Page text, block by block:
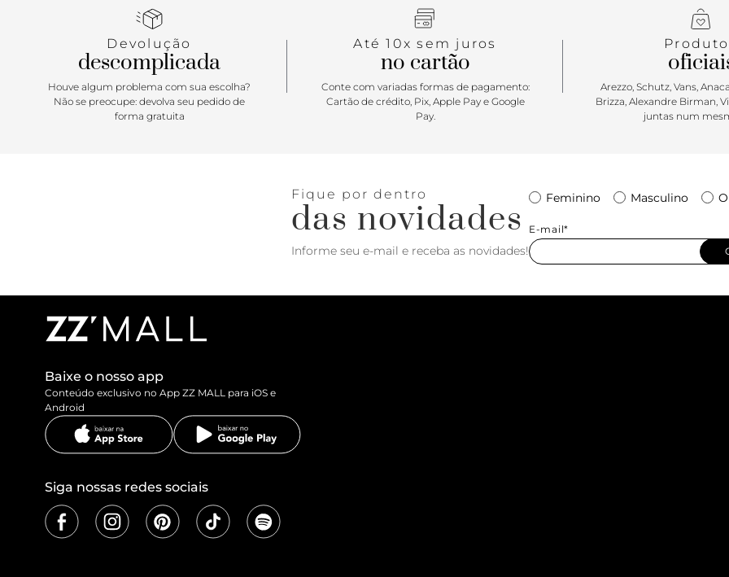
Devolução
descomplicada
Houve algum problema com sua escolha?
Não se preocupe: devolva seu pedido de
forma gratuita
Até 10x sem juros
no cartão
Conte com variadas formas de pagamento:
Cartão de crédito, Pix, Apple Pay e Google
Pay.
Arezzo, Schutz, Vans,
Brizza, Alexandre Birman,
juntas num
Fique por dentro
das novidades
Informe seu e-mail e receba as novidades!
Feminino Masculino
E-mail*
Baixe o nosso app
Conteúdo exclusivo no App ZZ MALL para iOS e
Android
Siga nossas redes sociais